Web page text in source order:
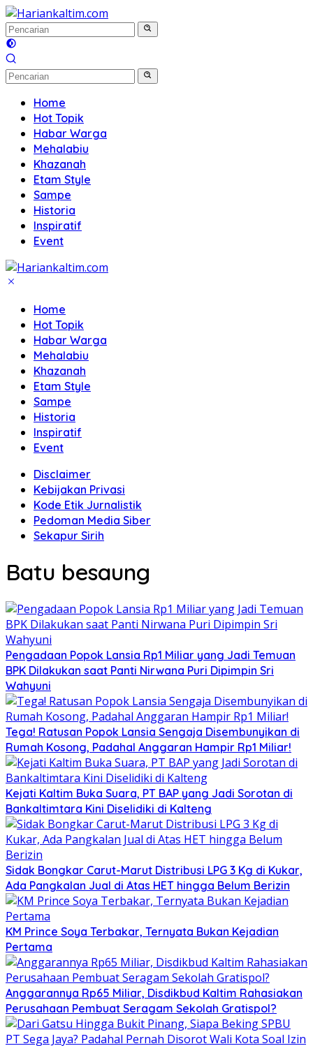
Langsung
ke
konten
Home
Hot Topik
Habar Warga
Mehalabiu
Khazanah
Etam Style
Sampe
Historia
Inspiratif
Event
Home
Hot Topik
Habar Warga
Mehalabiu
Khazanah
Etam Style
Sampe
Historia
Inspiratif
Event
Disclaimer
Kebijakan Privasi
Kode Etik Jurnalistik
Pedoman Media Siber
Sekapur Sirih
Batu besaung
Pengadaan Popok Lansia Rp1 Miliar yang Jadi Temuan
BPK Dilakukan saat Panti Nirwana Puri Dipimpin Sri
Wahyuni
Tega! Ratusan Popok Lansia Sengaja Disembunyikan di
Rumah Kosong, Padahal Anggaran Hampir Rp1 Miliar!
Kejati Kaltim Buka Suara, PT BAP yang Jadi Sorotan di
Bankaltimtara Kini Diselidiki di Kalteng
Sidak Bongkar Carut-Marut Distribusi LPG 3 Kg di Kukar,
Ada Pangkalan Jual di Atas HET hingga Belum Berizin
KM Prince Soya Terbakar, Ternyata Bukan Kejadian
Pertama
Anggarannya Rp65 Miliar, Disdikbud Kaltim Rahasiakan
Perusahaan Pembuat Seragam Sekolah Gratispol?